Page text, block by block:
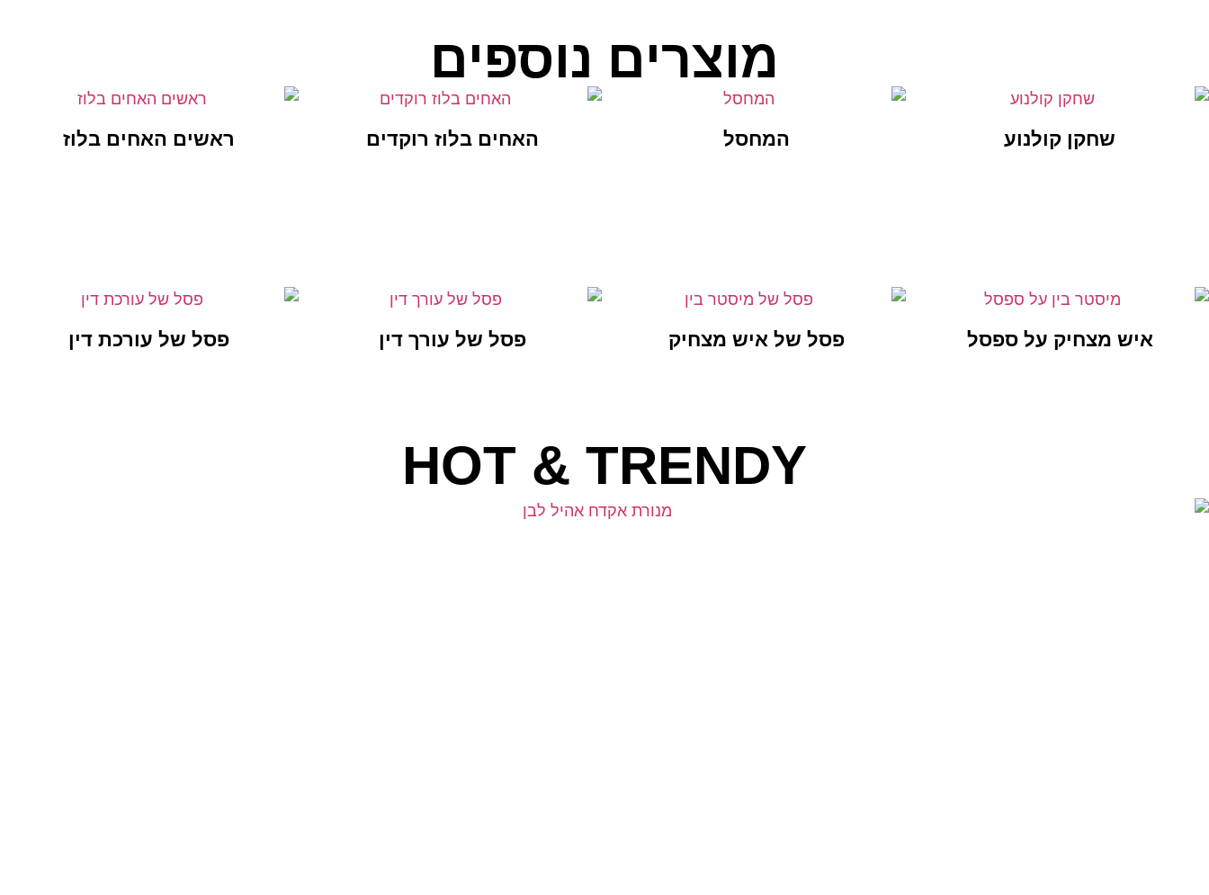
מוצרים נוספים
שחקן קולנוע המחסל האחים בלוז רוקדים ראשים האחים בלוז
איש מצחיק על ספסל פסל של איש מצחיק פסל של עורך דין פסל של עורכת דין
HOT & TRENDY